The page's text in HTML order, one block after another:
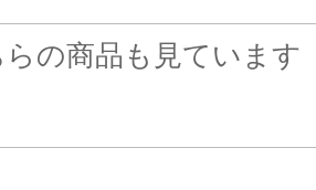
の商品も見ています